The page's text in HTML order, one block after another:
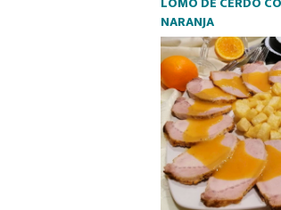
NARANJA